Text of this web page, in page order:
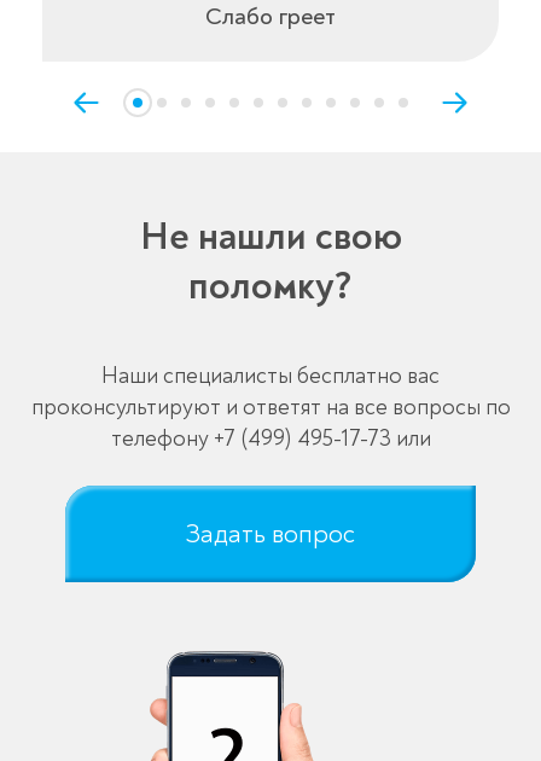
Слабо греет
Не нашли свою
поломку?
Наши специалисты бесплатно вас
проконсультируют и ответят на все вопросы по
телефону +7 (499) 495-17-73 или
Задать вопрос